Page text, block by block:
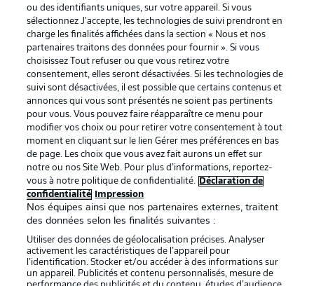
La publicité Conditions d’utilisation des
Mentions Légales Gérer mes préférences
Déclaration de
confidentialité
Diffuseurs
Travaux Contact
Impression Joueurs
ou des identifiants uniques, sur votre appareil. Si vous
sélectionnez J'accepte, les technologies de suivi prendront en
charge les finalités affichées dans la section « Nous et nos
partenaires traitons des données pour fournir ». Si vous
choisissez Tout refuser ou que vous retirez votre
consentement, elles seront désactivées. Si les technologies de
suivi sont désactivées, il est possible que certains contenus et
annonces qui vous sont présentés ne soient pas pertinents
pour vous. Vous pouvez faire réapparaître ce menu pour
modifier vos choix ou pour retirer votre consentement à tout
moment en cliquant sur le lien Gérer mes préférences en bas
de page. Les choix que vous avez fait aurons un effet sur
notre ou nos Site Web. Pour plus d’informations, reportez-
vous à notre politique de confidentialité.
Déclaration de
confidentialité
Impression
Nos équipes ainsi que nos partenaires externes, traitent
des données selon les finalités suivantes :
Utiliser des données de géolocalisation précises. Analyser
activement les caractéristiques de l’appareil pour
l’identification. Stocker et/ou accéder à des informations sur
un appareil. Publicités et contenu personnalisés, mesure de